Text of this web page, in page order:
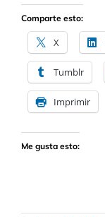
Comparte esto:
X
Tumblr
Imprimir
Me gusta esto: